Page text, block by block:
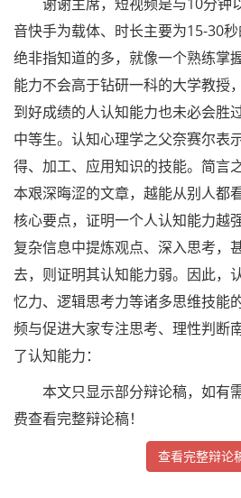
音快手为载体、时长主要为15-30
绝非指知道的多，就像一个熟练掌
能力不会高于钻研一科的大学教授
到好成绩的人认知能力也未必会胜
中等生。认知心理学之父奈赛尔表
得、加工、应用知识的技能。简言
本艰深晦涩的文章，越能从别人都
核心要点，证明一个人认知能力越
复杂信息中提炼观点、深入思考，
去，则证明其认知能力弱。因此，
忆力、逻辑思考力等诸多思维技能
频与促进大家专注思考、理性判断
了认知能力：
本文只显示部分辩论稿，如有
费查看完整辩论稿！
查看完整辩论